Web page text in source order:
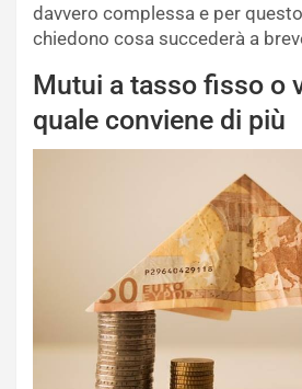
davvero complessa e per
chiedono cosa succederà a
Mutui a tasso fisso o
quale conviene di più